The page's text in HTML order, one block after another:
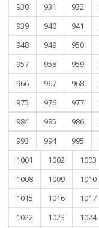
930
931 932
939
940 941
948
949 950
957
958 959
966
967 968
975
976 977
984
985 986
993
994 995
1001
1002 1003
1008
1009 1010
1015
1016 1017
1022
1023 1024